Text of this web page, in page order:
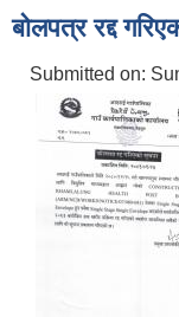
बोलपत्र रद्द
Submitted on: